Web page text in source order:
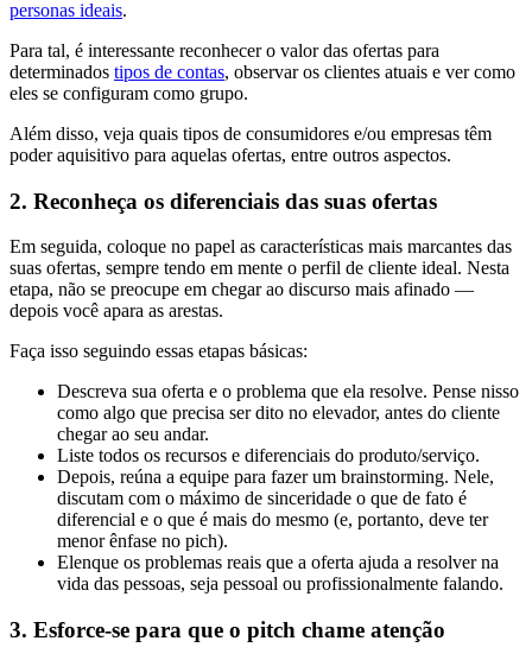
personas ideais.
Para tal, é interessante reconhecer o valor das ofertas para
determinados tipos de contas, observar os clientes atuais e ver como
eles se configuram como grupo.
Além disso, veja quais tipos de consumidores e/ou empresas têm
poder aquisitivo para aquelas ofertas, entre outros aspectos.
2. Reconheça os diferenciais das suas ofertas
Em seguida, coloque no papel as características mais marcantes das
suas ofertas, sempre tendo em mente o perfil de cliente ideal. Nesta
etapa, não se preocupe em chegar ao discurso mais afinado —
depois você apara as arestas.
Faça isso seguindo essas etapas básicas:
Descreva sua oferta e o problema que ela resolve. Pense nisso
como algo que precisa ser dito no elevador, antes do cliente
chegar ao seu andar.
Liste todos os recursos e diferenciais do produto/serviço.
Depois, reúna a equipe para fazer um brainstorming. Nele,
discutam com o máximo de sinceridade o que de fato é
diferencial e o que é mais do mesmo (e, portanto, deve ter
menor ênfase no pich).
Elenque os problemas reais que a oferta ajuda a resolver na
vida das pessoas, seja pessoal ou profissionalmente falando.
3. Esforce-se para que o pitch chame atenção